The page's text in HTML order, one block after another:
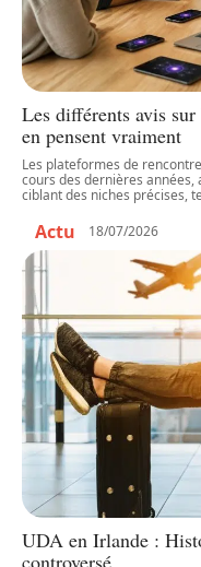
Les différents avis
en pensent vraiment
Les plateformes de
cours des dernières années,
ciblant des niches précises,
Actu 18/07/2026
UDA en Irlande :
controversé